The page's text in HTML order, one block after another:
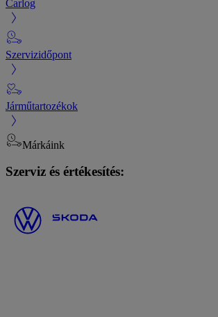
Carlog
Szervizidőpont
Járműtartozékok
Márkáink
Szerviz és értékesítés: